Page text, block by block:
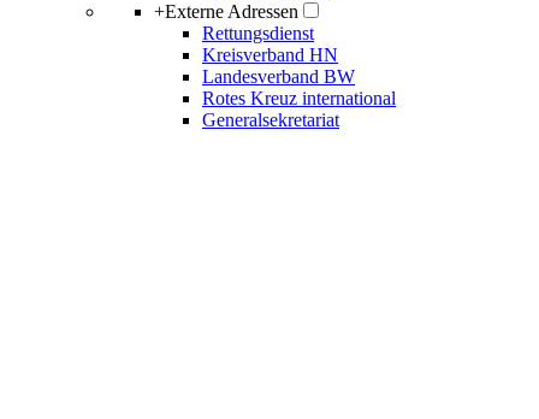
+Externe Adressen
Rettungsdienst
Kreisverband HN
Landesverband BW
Rotes Kreuz international
Generalsekretariat